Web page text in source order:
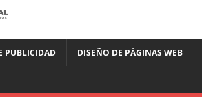
PUBLICIDAD DISEÑO DE PÁGINAS WEB